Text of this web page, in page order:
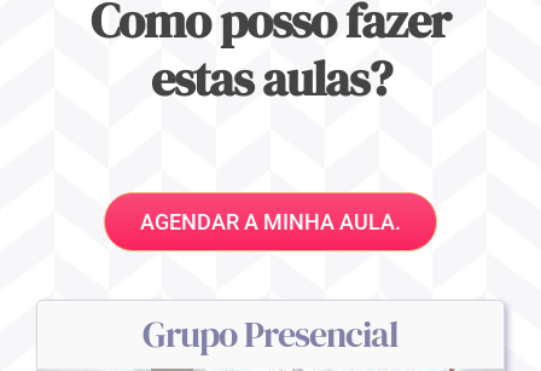
Como posso fazer
estas aulas?
Grupo Presencial
AGENDAR A MINHA AULA.